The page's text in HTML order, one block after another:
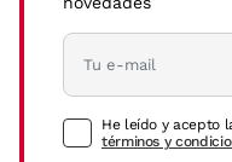
He leído y acepto
términos y